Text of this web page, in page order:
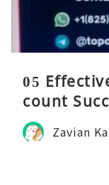
05
count
Zavian